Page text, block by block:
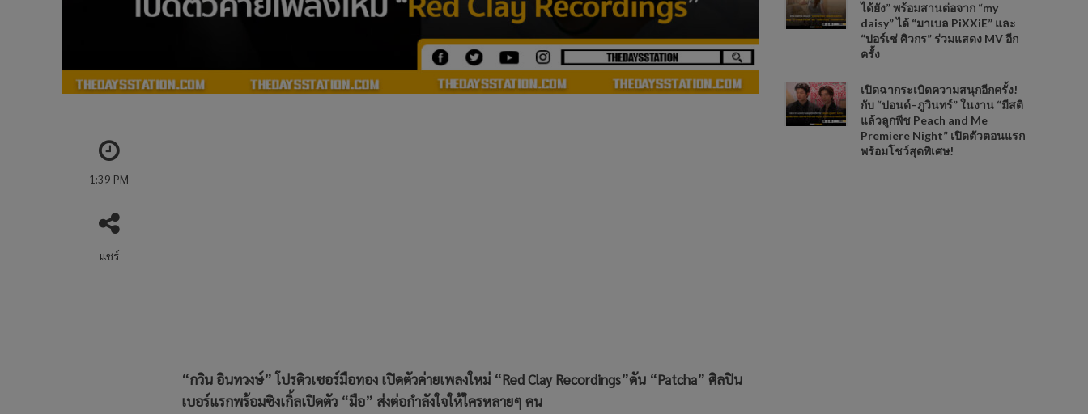
1:39 PM
แชร์
“กวิน อินทวงษ์” โปรดิวเซอร์มือทอง เปิดตัวค่ายเพลงใหม่ “Red Clay Recordings”ดัน “Patcha” ศิลปิน
เบอร์แรกพร้อมซิงเกิ้ลเปิดตัว “มือ” ส่งต่อกำลังใจให้ใครหลายๆ คน
ได้ยัง” พร้อมสานต่อจาก “my
daisy” ได้ “มาเบล PiXXiE” และ
“ปอร์เช่ ศิวกร” ร่วมแสดง MV อีก
ครั้ง
เปิดฉากระเบิดความสนุกอีกครั้ง!
กับ “ปอนด์–ภูวินทร์” ในงาน “มีสติ
แล้วลูกพีช Peach and Me
Premiere Night” เปิดตัวตอนแรก
พร้อมโชว์สุดพิเศษ!